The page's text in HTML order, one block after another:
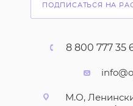
ПОДПИСАТЬСЯ НА
8 800 777 35
М.О,